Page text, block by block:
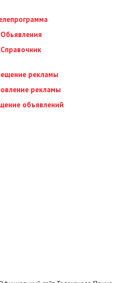
Обьявления
Справочник
рекламы
рекламы
объявлений